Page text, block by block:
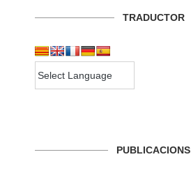
TRADUCTOR
PUBLICACIONS